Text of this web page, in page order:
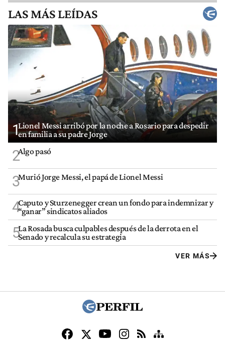
LAS MÁS LEÍDAS
1Lionel Messi arribó por la noche a Rosario para despedir
en familia a su padre Jorge
2Algo pasó
3Murió Jorge Messi, el papá de Lionel Messi
4Caputo y Sturzenegger crean un fondo para indemnizar y
“ganar” sindicatos aliados
5La Rosada busca culpables después de la derrota en el
Senado y recalcula su estrategia
VER MÁS